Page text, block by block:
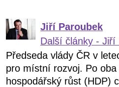
Jiří Paroubek
Další články - Jiří
Předseda vlády ČR v
pro místní rozvoj. Po
hospodářský růst (HDP)